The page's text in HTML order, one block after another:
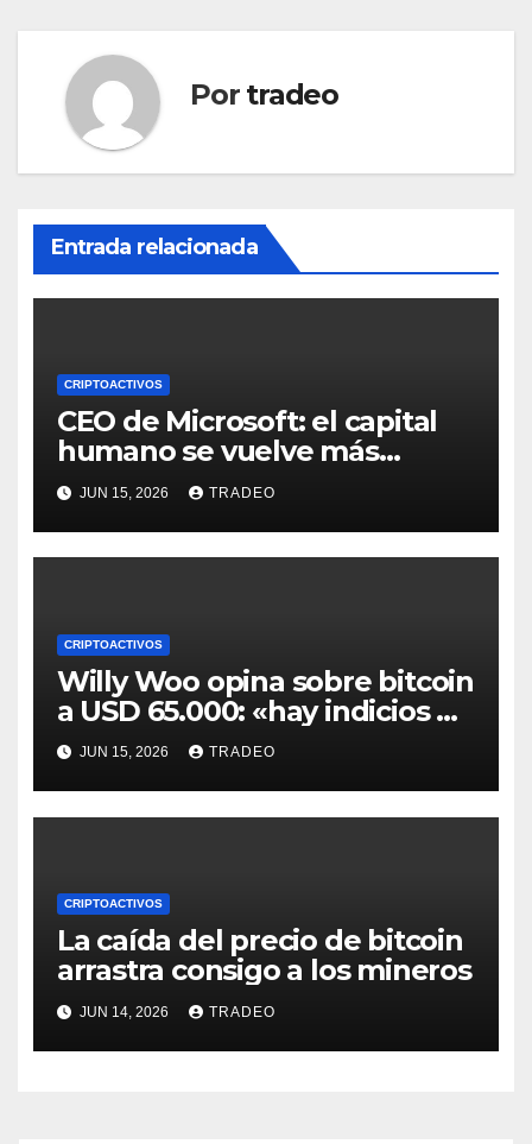
Por tradeo
Entrada relacionada
CRIPTOACTIVOS
CEO de Microsoft: el capital
humano se vuelve más
valioso a medida que crece la
IA
JUN 15, 2026 TRADEO
CRIPTOACTIVOS
Willy Woo opina sobre bitcoin
a USD 65.000: «hay indicios de
posible divergencia alcista»
JUN 15, 2026 TRADEO
CRIPTOACTIVOS
La caída del precio de bitcoin
arrastra consigo a los mineros
JUN 14, 2026 TRADEO